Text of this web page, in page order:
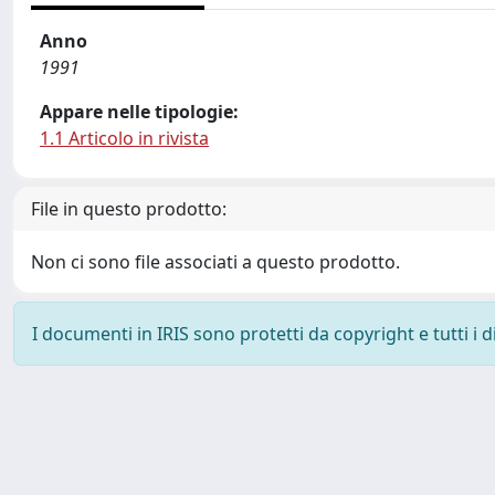
Anno
1991
Appare nelle tipologie:
1.1 Articolo in rivista
File in questo prodotto:
Non ci sono file associati a questo prodotto.
I documenti in IRIS sono protetti da copyright e tutti i